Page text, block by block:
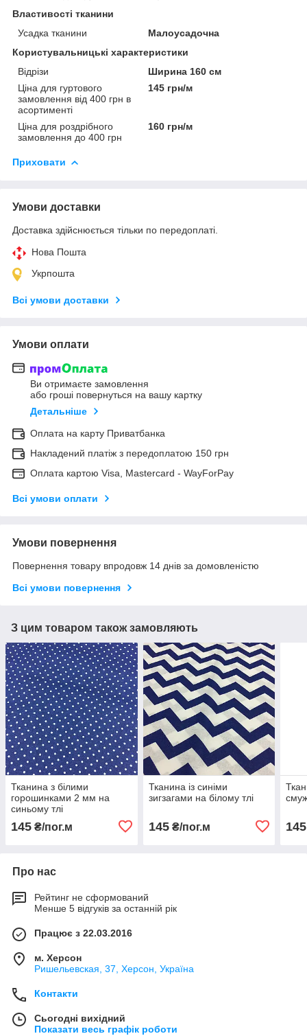
Властивості тканини
Усадка тканини
Малоусадочна
Користувальницькі характеристики
Відрізи
Ширина 160 см
Ціна для гуртового
замовлення від 400 грн в
асортименті
145 грн/м
Ціна для роздрібного
замовлення до 400 грн
160 грн/м
Приховати
Умови доставки
Доставка здійснюється тільки по передоплаті.
Нова Пошта
Укрпошта
Всі умови доставки
Умови оплати
Ви отримаєте замовлення
або гроші повернуться на вашу картку
Детальніше
Оплата на карту Приватбанка
Накладений платіж з передоплатою 150 грн
Оплата картою Visa, Mastercard - WayForPay
Всі умови оплати
Умови повернення
Повернення товару впродовж 14 днів за домовленістю
Всі умови повернення
З цим товаром також замовляють
Тканина з білими
горошинками 2 мм на
синьому тлі
145 ₴/пог.м
Тканина із синіми
зигзагами на білому тлі
145₴/пог.м 145
Про нас
Рейтинг не сформований
Менше 5 відгуків за останній рік
Працює з 22.03.2016
м. Херсон
Ришельевская, 37, Херсон, Україна
Контакти
Сьогодні вихідний
Показати весь графік роботи